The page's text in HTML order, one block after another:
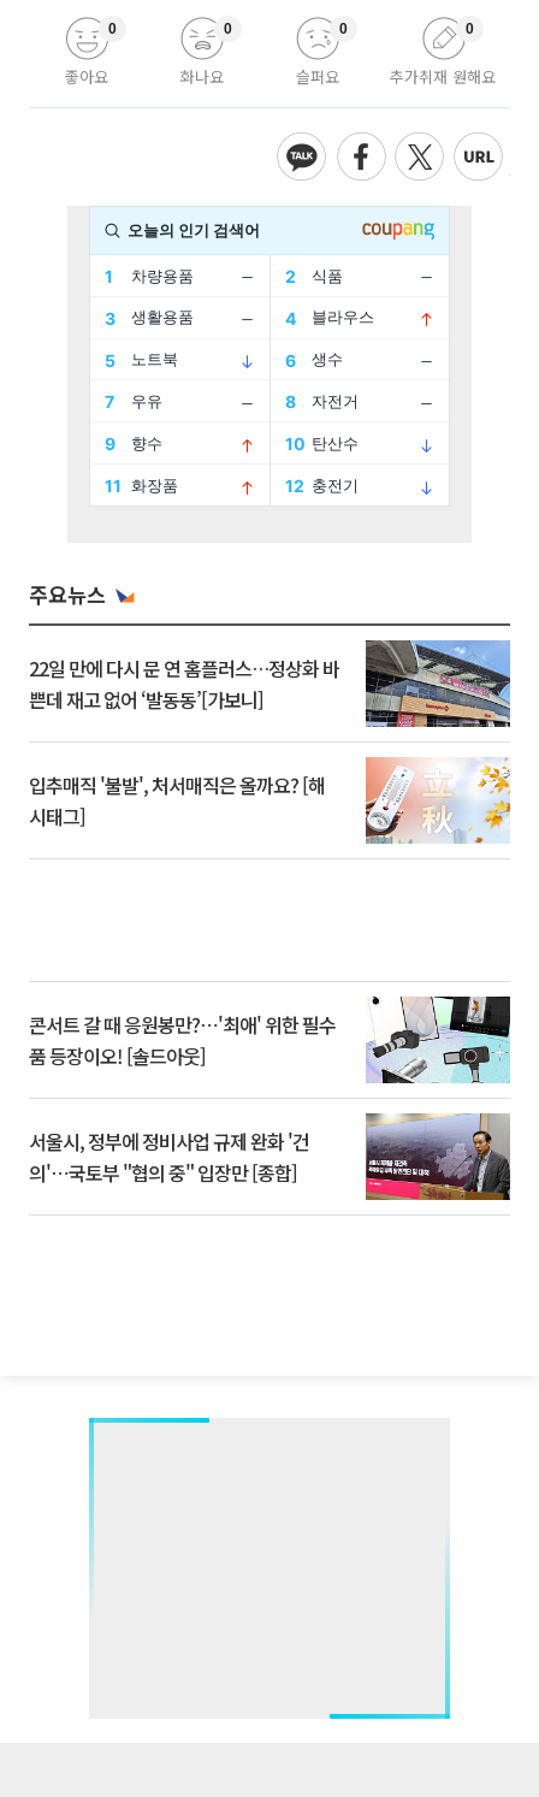
좋아요
0
화나요
0
슬퍼요
0
추가취재 원해요
0
주요뉴스
22일 만에 다시 문 연 홈플러스…정상화 바
쁜데 재고 없어 ‘발동동’[가보니]
입추매직 '불발', 처서매직은 올까요? [해
시태그]
콘서트 갈 때 응원봉만?⋯'최애' 위한 필수
품 등장이오! [솔드아웃]
서울시, 정부에 정비사업 규제 완화 '건
의'⋯국토부 "협의 중" 입장만 [종합]